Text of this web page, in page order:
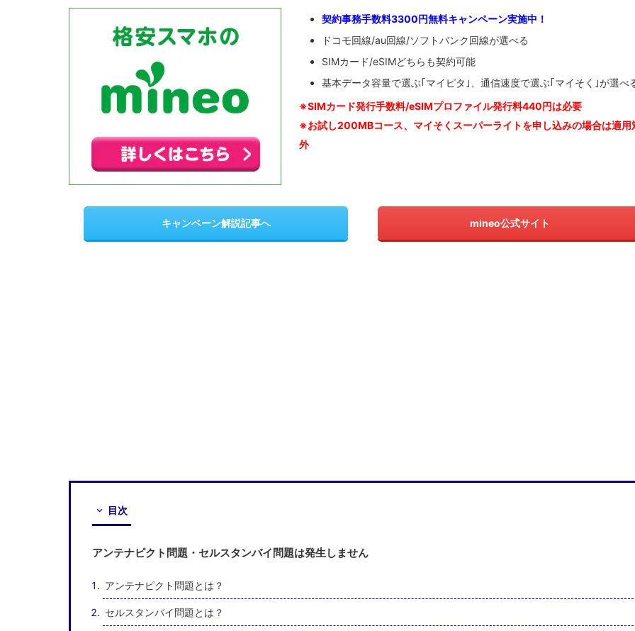
契約事務手数料3300円無料キャンペーン実施中！
ドコモ回線/au回線/ソフトバンク回線が選べる
SIMカード/eSIMどちらも契約可能
基本データ容量で選ぶ｢マイピタ｣、通信速度で選ぶ｢マイそく｣が選べ
※SIMカード発行手数料/eSIMプロファイル発行料440円は必要
※お試し200MBコース、マイそくスーパーライトを申し込みの場合は適用
外
キャンペーン解説記事へ mineo公式サイト
目次
アンテナピクト問題・セルスタンバイ問題は発生しません
アンテナピクト問題とは？
セルスタンバイ問題とは？